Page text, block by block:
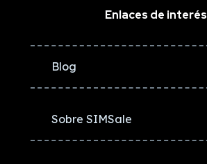
Enlaces de interés
Blog
Sobre SIMSale